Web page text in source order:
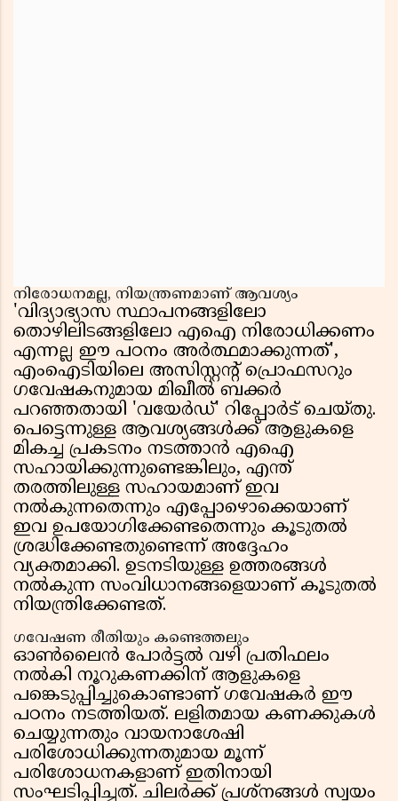
നിരോധനമല്ല, നിയന്ത്രണമാണ് ആവശ്യം
'വിദ്യാഭ്യാസ സ്ഥാപനങ്ങളിലോ
തൊഴിലിടങ്ങളിലോ എഐ നിരോധിക്കണം
എന്നല്ല ഈ പഠനം അർത്ഥമാക്കുന്നത്',
എംഐടിയിലെ അസിസ്റ്റന്റ് പ്രൊഫസറും
ഗവേഷകനുമായ മിഖീൽ ബക്കർ
പറഞ്ഞതായി 'വയേർഡ്' റിപ്പോർട് ചെയ്തു.
പെട്ടെന്നുള്ള ആവശ്യങ്ങൾക്ക് ആളുകളെ
മികച്ച പ്രകടനം നടത്താൻ എഐ
സഹായിക്കുന്നുണ്ടെങ്കിലും, എന്ത്
തരത്തിലുള്ള സഹായമാണ് ഇവ
നൽകുന്നതെന്നും എപ്പോഴൊക്കെയാണ്
ഇവ ഉപയോഗിക്കേണ്ടതെന്നും കൂടുതൽ
ശ്രദ്ധിക്കേണ്ടതുണ്ടെന്ന് അദ്ദേഹം
വ്യക്തമാക്കി. ഉടനടിയുള്ള ഉത്തരങ്ങൾ
നൽകുന്ന സംവിധാനങ്ങളെയാണ് കൂടുതൽ
നിയന്ത്രിക്കേണ്ടത്.
ഗവേഷണ രീതിയും കണ്ടെത്തലും
ഓൺലൈൻ പോർട്ടൽ വഴി പ്രതിഫലം
നൽകി നൂറുകണക്കിന് ആളുകളെ
പങ്കെടുപ്പിച്ചുകൊണ്ടാണ് ഗവേഷകർ ഈ
പഠനം നടത്തിയത്. ലളിതമായ കണക്കുകൾ
ചെയ്യുന്നതും വായനാശേഷി
പരിശോധിക്കുന്നതുമായ മൂന്ന്
പരിശോധനകളാണ് ഇതിനായി
സംഘടിപ്പിച്ചത്. ചിലർക്ക് പ്രശ്നങ്ങൾ സ്വയം